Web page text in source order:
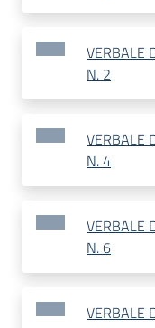
VERBALE
N. 2
VERBALE
N. 4
VERBALE
N. 6
VERBALE